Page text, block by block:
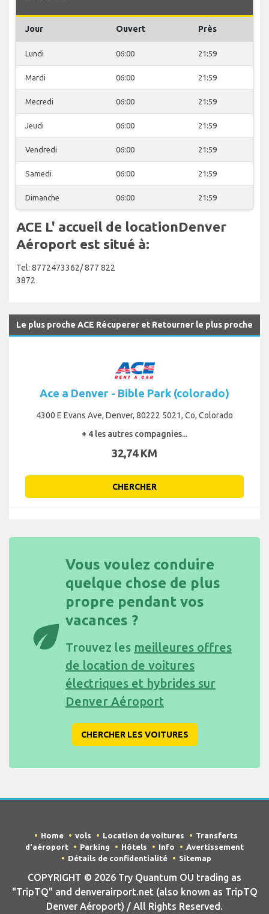
Jour Ouvert Près
Lundi 06:00 21:59
Mardi 06:00 21:59
Mecredi 06:00 21:59
Jeudi 06:00 21:59
Vendredi 06:00 21:59
Samedi 06:00 21:59
Dimanche 06:00 21:59
ACE L' accueil de locationDenver
Aéroport est situé à:
Tel: 8772473362/ 877 822
3872
Le plus proche ACE Récuperer et Retourner le plus proche
Ace a Denver - Bible Park (colorado)
4300 E Evans Ave, Denver, 80222 5021, Co, Colorado
+ 4 les autres compagnies...
32,74 KM
CHERCHER
eco
Vous voulez conduire
quelque chose de plus
propre pendant vos
vacances ?
Trouvez les meilleures offres
de location de voitures
électriques et hybrides sur
Denver Aéroport
CHERCHER LES VOITURES
Home vols Location de voitures
Transferts
d'aéroport
Parking Hôtels Info
Avertissement
Détails de confidentialité
Sitemap
COPYRIGHT © 2026 Try Quantum OU trading as
"TripTQ" and denverairport.net (also known as TripTQ
Denver Aéroport) / All Rights Reserved.